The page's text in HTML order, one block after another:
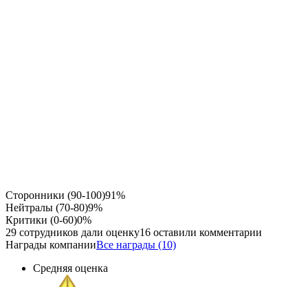
Сторонники (90-100)91%
Нейтралы (70-80)9%
Критики (0-60)0%
29 сотрудников дали оценку16 оставили комментарии
Награды компанииВсе награды (10)
Средняя оценка